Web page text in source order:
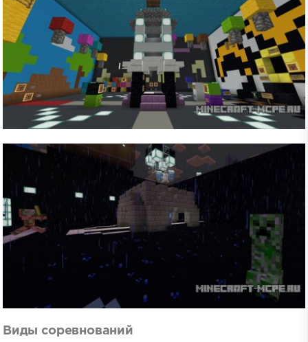
Виды соревнований